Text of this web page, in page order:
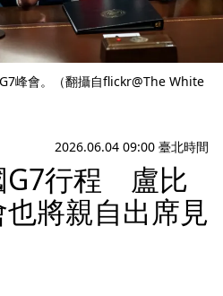
峰會。（翻攝自flickr@The White
2026.06.04 09:00 臺北時間
G7行程 盧比
將親自出席見